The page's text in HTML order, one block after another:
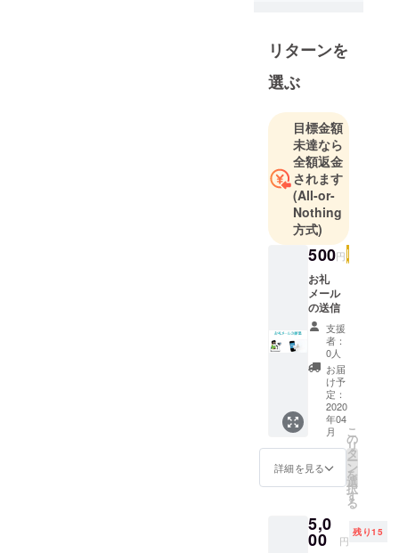
リターンを
選ぶ
目標金額
未達なら
全額返金
されます
(All-or-
Nothing
方式)
500円
お礼
メール
の送信
支援
者：
0人
お届
け予
定：
2020
年04
月
詳細を見る
こ
の
リ
タ
ー
ン
を
選
択
す
る
5,0
00 円
残り15